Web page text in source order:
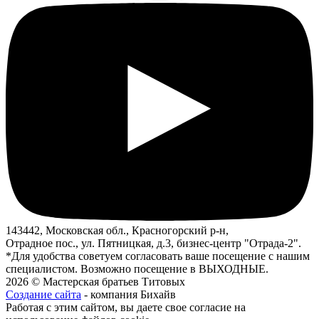
143442, Московская обл., Красногорский р-н,
Отрадное пос., ул. Пятницкая, д.3, бизнес-центр "Отрада-2".
*Для удобства советуем согласовать ваше посещение с нашим
специалистом. Возможно посещение в ВЫХОДНЫЕ.
2026 © Мастерская братьев Титовых
Создание сайта - компания Бихайв
Работая с этим сайтом, вы даете свое согласие на